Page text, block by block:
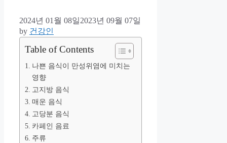
2024년 01월 08일2023년 09월 07일
by 건강인
Table of Contents
나쁜 음식이 만성위염에 미치는
영향
고지방 음식
매운 음식
고당분 음식
카페인 음료
주류